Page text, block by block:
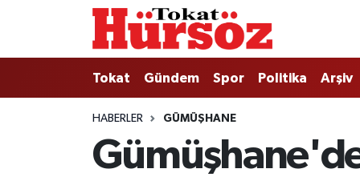
Tokat Gündem Spor Politika Arşiv
HABERLER GÜMÜŞHANE
Tokat
Türkiye Gündemi
Gündem
Nöbetçi Eczaneler
Hava Durumu
Tokat Namaz Vakitleri